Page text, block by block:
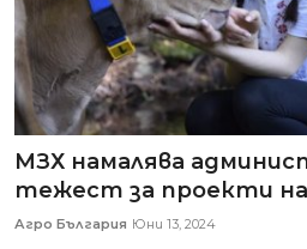
МЗХ намалява
тежест за проекти на
Агро България Юни 13, 2024